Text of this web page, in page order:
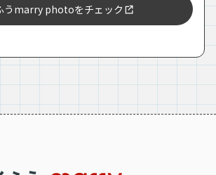
うmarry photoをチェック